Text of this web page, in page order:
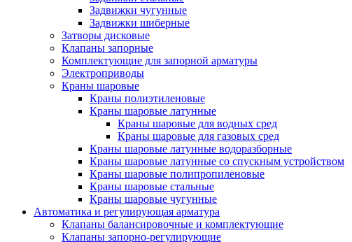
Задвижки чугунные
Задвижки шиберные
Затворы дисковые
Клапаны запорные
Комплектующие для запорной арматуры
Электроприводы
Краны шаровые
Краны полиэтиленовые
Краны шаровые латунные
Краны шаровые для водных сред
Краны шаровые для газовых сред
Краны шаровые латунные водоразборные
Краны шаровые латунные со спускным устройством
Краны шаровые полипропиленовые
Краны шаровые стальные
Краны шаровые чугунные
Автоматика и регулирующая арматура
Клапаны балансировочные и комплектующие
Клапаны запорно-регулирующие